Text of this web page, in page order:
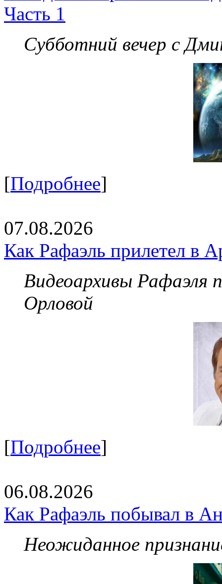
Часть 1
Субботний вечер с
[Подробнее]
07.08.2026
Как Рафаэль прилетел в
Видеоархивы Рафаэля
Орловой
[Подробнее]
06.08.2026
Как Рафаэль побывал в
Неожиданное